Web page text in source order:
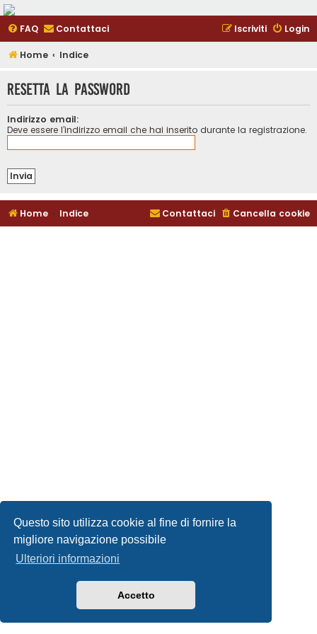
Questo sito utilizza cookie al fine di fornire la
migliore navigazione possibile
Ulteriori informazioni
Accetto
FAQ Contattaci Login
Iscriviti
Home Indice
Resetta la password
Indirizzo email:
Deve essere l’indirizzo email che hai inserito durante la registrazione.
Home Indice Cancella cookie
Contattaci